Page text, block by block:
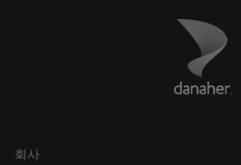
Danaher
회사